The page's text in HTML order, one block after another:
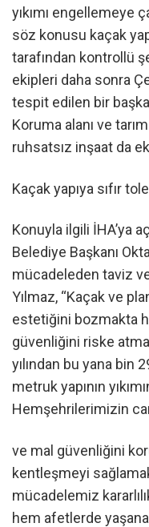
yıkımı engellemeye
söz konusu kaçak
tarafından kontrollü
ekipleri daha sonra
tespit edilen bir
Koruma alanı ve
ruhsatsız inşaat da
Kaçak yapıya sıfır
Konuyla ilgili İHA’ya
Belediye Başkanı
mücadeleden taviz
Yılmaz, “Kaçak ve
estetiğini bozmakta
güvenliğini riske
yılından bu yana bin
metruk yapının
Hemşehrilerimizin
ve mal güvenliğini
kentleşmeyi
mücadelemiz
hem afetlerde